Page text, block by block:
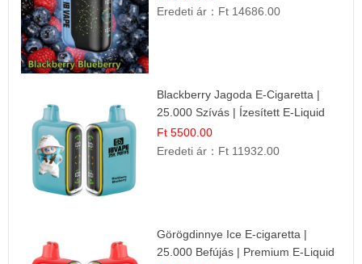
Eredeti ár： Ft 14686.00
Blackberry Jagoda E-Cigaretta |
25.000 Szívás | Ízesített E-Liquid
Ft 5500.00
Eredeti ár： Ft 11932.00
Görögdinnye Ice E-cigaretta |
25.000 Befújás | Premium E-Liquid